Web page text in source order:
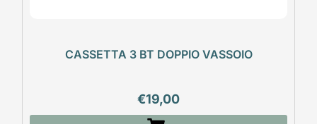
CASSETTA 3 BT DOPPIO VASSOIO
€19,00